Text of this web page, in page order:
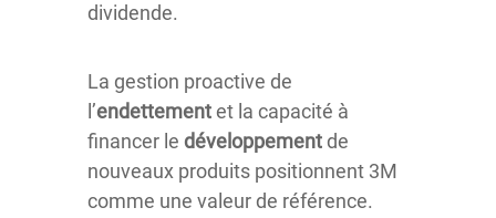
dividende.
La gestion proactive de
l’endettementet la capacité à
financer le développement de
nouveaux produits positionnent 3M
comme une valeur de référence.